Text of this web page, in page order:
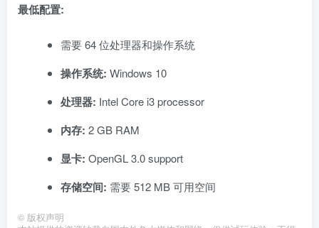
最低配置:
需要 64 位处理器和操作系统
操作系统: Windows 10
处理器: Intel Core i3 processor
内存: 2 GB RAM
显卡: OpenGL 3.0 support
存储空间: 需要 512 MB 可用空间
© 版权声明